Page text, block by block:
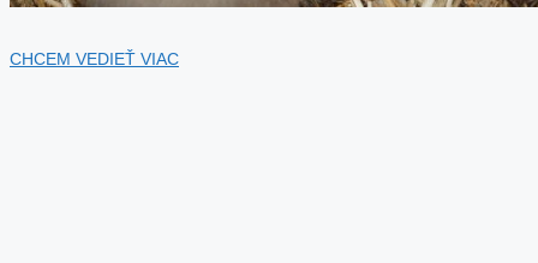
CHCEM VEDIEŤ VIAC